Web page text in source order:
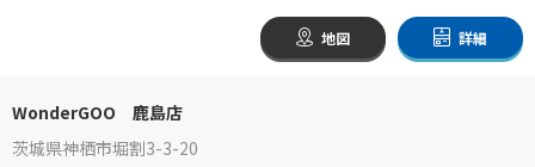
地図 詳細
WonderGOO 鹿島店
茨城県神栖市堀割3-3-20